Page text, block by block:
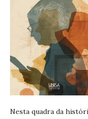
Nesta quadra da